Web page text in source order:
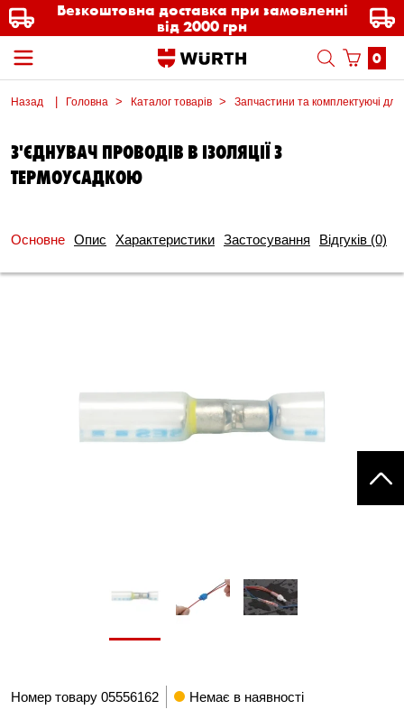
Безкоштовна доставка при замовленні
від 2000 грн
0
Назад Головна Каталог товарів Запчастини та комплектуючі для
З'ЄДНУВАЧ ПРОВОДІВ В ІЗОЛЯЦІЇ З
ТЕРМОУСАДКОЮ
Основне Опис Характеристики Застосування Відгуків (0)
Номер товару 05556162 Немає в наявності